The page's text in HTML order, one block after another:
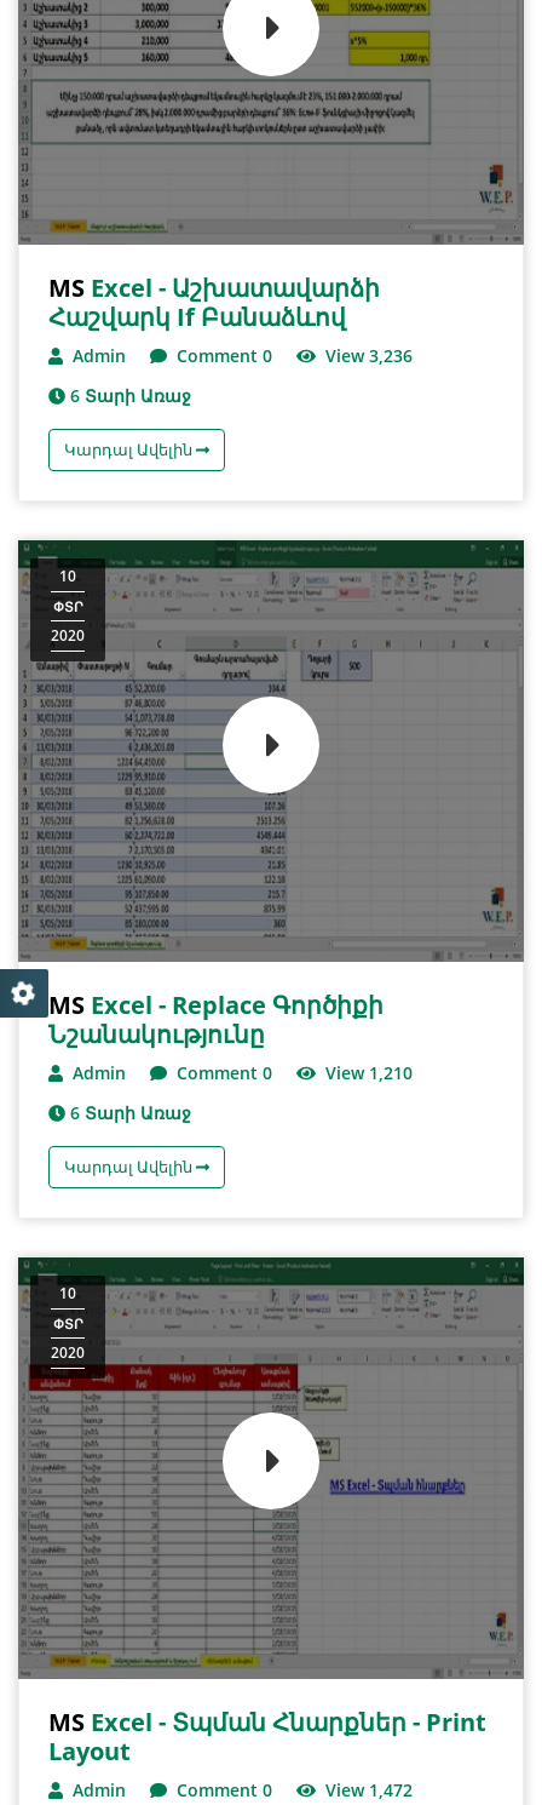
MS Excel - Աշխատավարձի
Հաշվարկ If Բանաձևով
Admin Comment 0
View 3,236
6 Տարի Առաջ
Կարդալ Ավելին
10
ՓՏՐ
2020
MS Excel - Replace Գործիքի
Նշանակությունը
Admin Comment 0
View 1,210
6 Տարի Առաջ
Կարդալ Ավելին
10
ՓՏՐ
2020
MS Excel - Տպման Հնարքներ - Print
Layout
Admin Comment 0
View 1,472